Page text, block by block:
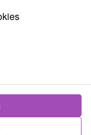
Juh,
Veporské vrchy,
atrakcję